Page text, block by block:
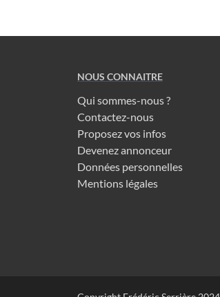
NOUS CONNAITRE
Qui sommes-nous ?
Contactez-nous
Proposez vos infos
Devenez annonceur
Données personnelles
Mentions légales